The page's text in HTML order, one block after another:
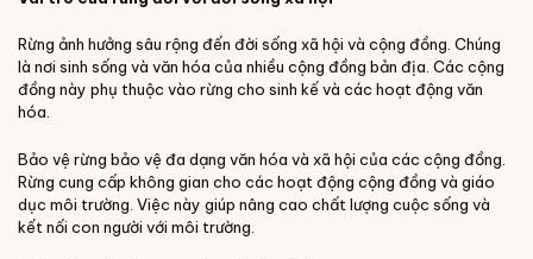
Rừng ảnh hưởng sâu rộng đến đời sống xã hội và cộng đồng. Chúng
là nơi sinh sống và văn hóa của nhiều cộng đồng bản địa. Các cộng
đồng này phụ thuộc vào rừng cho sinh kế và các hoạt động văn
hóa.
Bảo vệ rừng bảo vệ đa dạng văn hóa và xã hội của các cộng đồng.
Rừng cung cấp không gian cho các hoạt động cộng đồng và giáo
dục môi trường. Việc này giúp nâng cao chất lượng cuộc sống và
kết nối con người với môi trường.